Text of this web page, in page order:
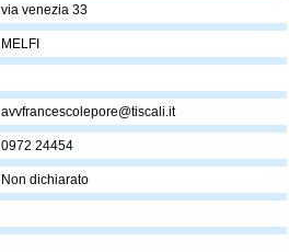
via venezia 33
MELFI
avvfrancescolepore@tiscali.it
0972 24454
Non dichiarato